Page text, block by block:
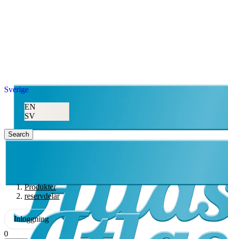
Sverige
EN
SV
Search
Produkter
reservdelar
Inloggning
0